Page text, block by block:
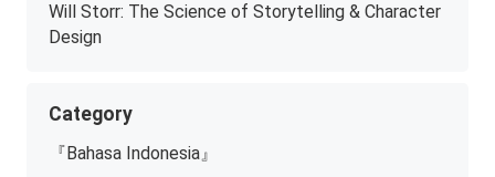
Will Storr: The Science of Storytelling & Character
Design
Category
『Bahasa Indonesia』